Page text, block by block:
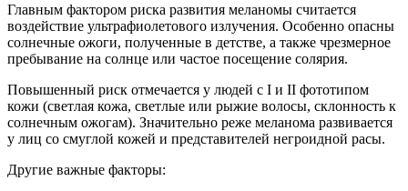
Главным фактором риска развития меланомы считается
воздействие ультрафиолетового излучения. Особенно опасны
солнечные ожоги, полученные в детстве, а также чрезмерное
пребывание на солнце или частое посещение солярия.
Повышенный риск отмечается у людей с I и II фототипом
кожи (светлая кожа, светлые или рыжие волосы, склонность к
солнечным ожогам). Значительно реже меланома развивается
у лиц со смуглой кожей и представителей негроидной расы.
Другие важные факторы: